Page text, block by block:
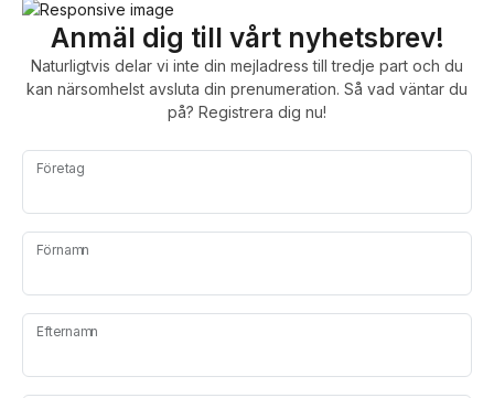
Anmäl dig till vårt nyhetsbrev!
Naturligtvis delar vi inte din mejladress till tredje part och du
kan närsomhelst avsluta din prenumeration. Så vad väntar du
på? Registrera dig nu!
Företag
Förnamn
Efternamn